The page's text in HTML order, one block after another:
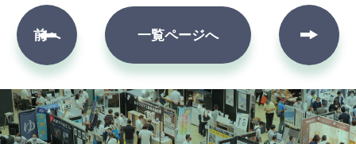
前へ 一覧ページへ
次へ